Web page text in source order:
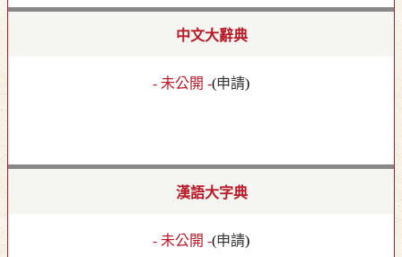
中文大辭典
- 未公開 -(申請)
漢語大字典
- 未公開 -(申請)